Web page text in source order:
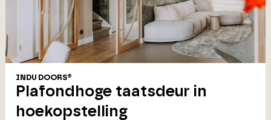
INDU DOORS®
Plafondhoge taatsdeur in
hoekopstelling